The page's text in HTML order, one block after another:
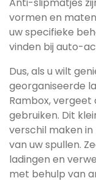
vormen en
uw specifieke
vinden bij auto-
Dus, als u wilt
georganiseerde
Rambox,
gebruiken. Dit
verschil maken
van uw spullen.
ladingen en
met behulp van